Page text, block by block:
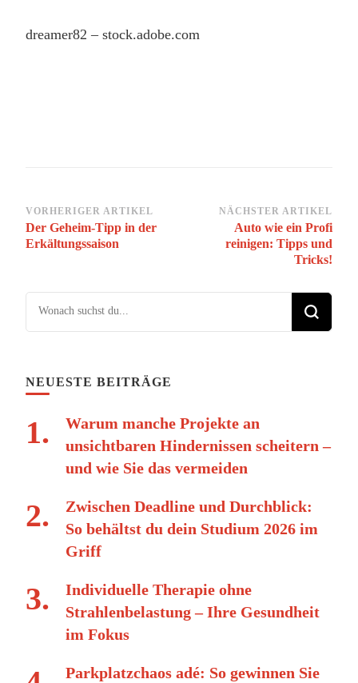
dreamer82 – stock.adobe.com
Beitragsnavigation
VORHERIGER ARTIKEL
Der Geheim-Tipp in der
Erkältungssaison
NÄCHSTER ARTIKEL
Auto wie ein Profi
reinigen: Tipps und
Tricks!
Suchst du nach etwas?
NEUESTE BEITRÄGE
Warum manche Projekte an
unsichtbaren Hindernissen scheitern –
und wie Sie das vermeiden
Zwischen Deadline und Durchblick:
So behältst du dein Studium 2026 im
Griff
Individuelle Therapie ohne
Strahlenbelastung – Ihre Gesundheit
im Fokus
Parkplatzchaos adé: So gewinnen Sie